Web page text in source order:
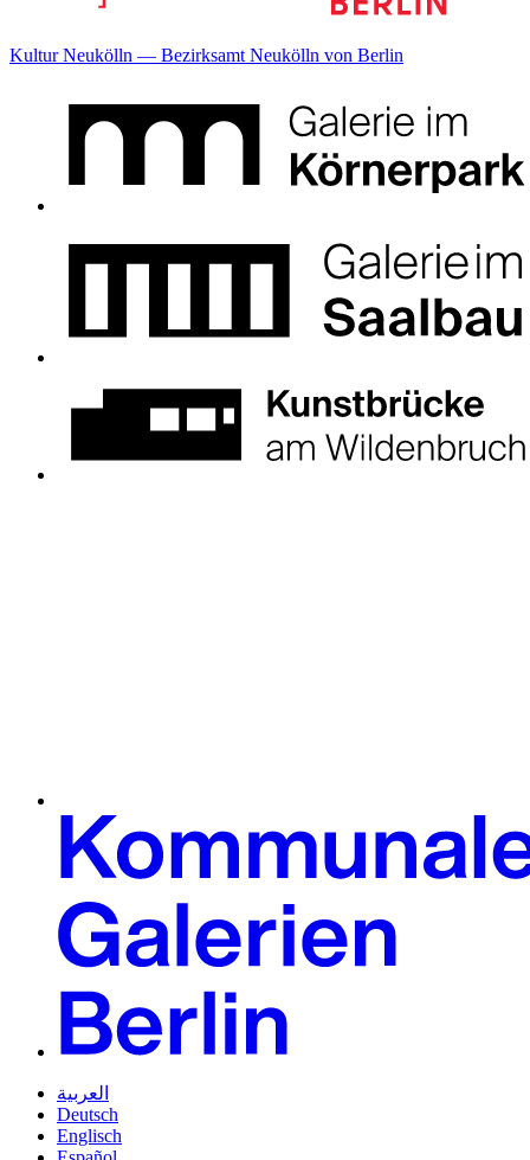
Kultur Neukölln — Bezirksamt Neukölln von Berlin
العربية
Deutsch
Englisch